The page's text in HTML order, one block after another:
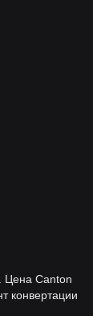
Цена Canton
конвертации